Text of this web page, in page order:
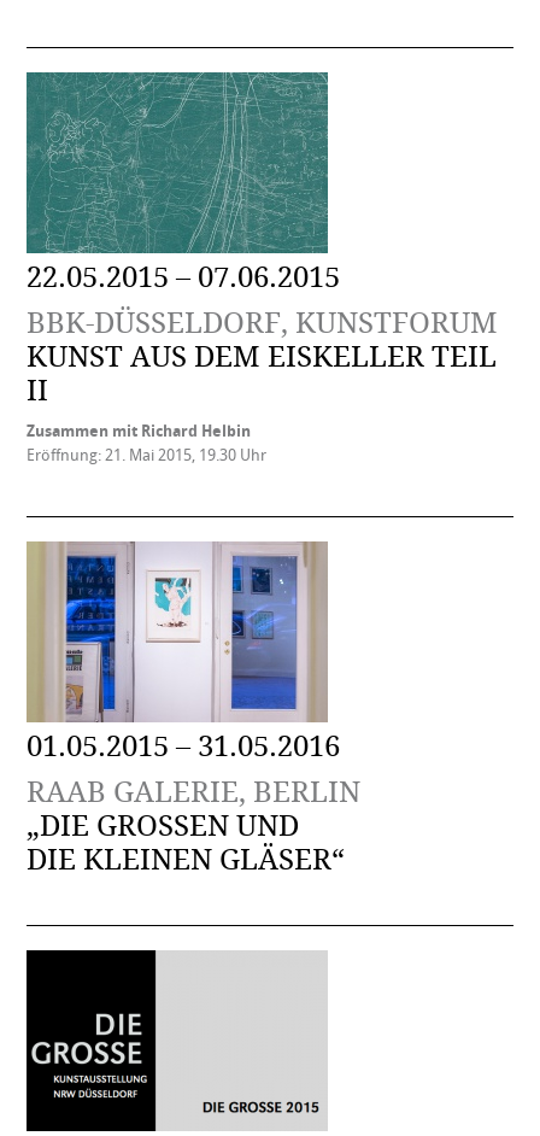
22.05.2015 – 07.06.2015
BBK-DÜSSELDORF, KUNSTFORUM
KUNST AUS DEM EISKELLER TEIL
II
Zusammen mit Richard Helbin
Eröffnung: 21. Mai 2015, 19.30 Uhr
01.05.2015 – 31.05.2016
RAAB GALERIE, BERLIN
„DIE GROSSEN UND
DIE KLEINEN GLÄSER“